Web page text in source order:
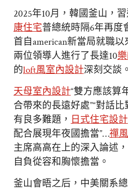
2025年10月，韓國釜山，
康住宅普總統時隔6年再度
首自american新當局就職
兩位領導人進行了長達10
的loft風室內設計深刻交談。
天母室內設計“雙方應該算
合帶來的長遠好處”“對話比
有良多難題，日式住宅設計
配合展現年夜國擔當”…禪
主席高高在上的深入論述
自負從容和胸懷擔當。
釜山會晤之后，中美關系